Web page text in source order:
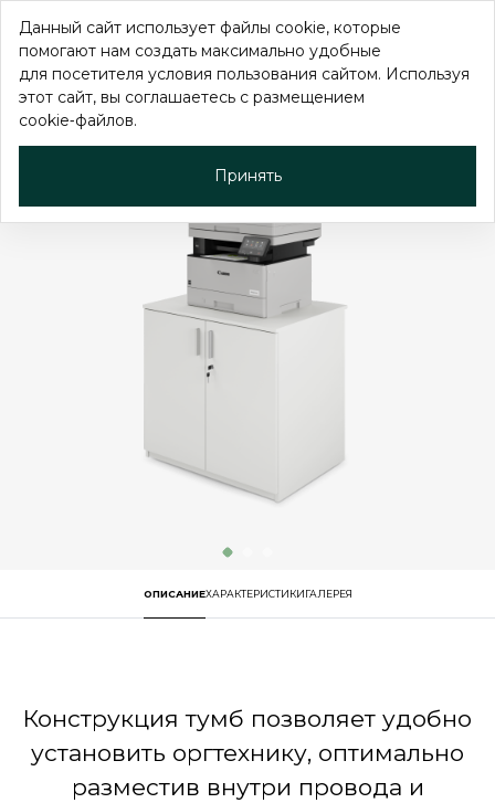
Тумба для оргтехники
ОПИСАНИЕХАРАКТЕРИСТИКИГАЛЕРЕЯ
Конструкция тумб позволяет удобно
установить оргтехнику, оптимально
разместив внутри провода и
Данный сайт использует файлы cookie, которые
помогают нам создать максимально удобные
для посетителя условия пользования сайтом. Используя
этот сайт, вы соглашаетесь с размещением
cookie‑файлов.
Принять